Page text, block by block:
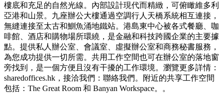
樓底和充足的自然光線。內部設計現代而精緻，可俯瞰維多利
亞港和山景。九座辦公大樓通過空調行人天橋系統相互連接，
無縫連接至太古和鰂魚涌地鐵站。港島東中心被各式餐廳、咖
啡館、酒店和購物場所環繞，是金融和科技跨國企業的主要據
點。提供私人辦公室、會議室、虛擬辦公室和商務秘書服務，
為您成功提供一切所需。共用工作空間也可在辦公室的落地窗
旁找到，是一個方便且沒有干擾的工作環境。瀏覽更多詳情：
sharedoffices.hk，接洽我們：聯絡我們。附近的共享工作空間
包括：The Great Room 和 Banyan Workspace。。